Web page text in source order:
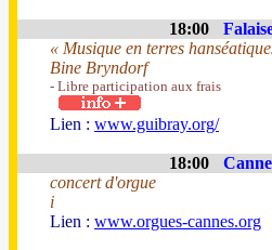
18:00
« Musique en terres
Bine Bryndorf
- Libre participation aux frais
Lien : www.guibray.org/
18:00
concert d'orgue
i
Lien : www.orgues-cannes.org